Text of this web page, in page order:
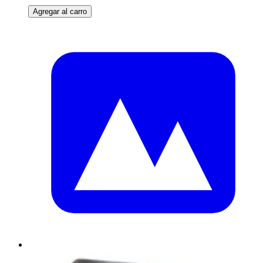
Agregar al carro